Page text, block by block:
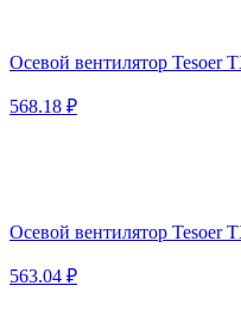
Осевой вентилятор Tesoer
568.18 ₽
Осевой вентилятор Tesoer
563.04 ₽